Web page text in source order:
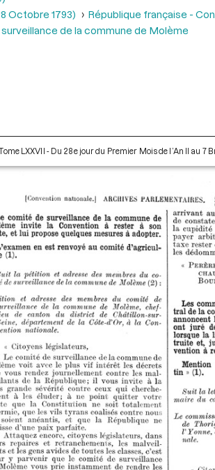
Octobre 1793)
République française -
de la commune de Molème
LXXVII - Du 28e jour du Premier Mois de l’An II au 7